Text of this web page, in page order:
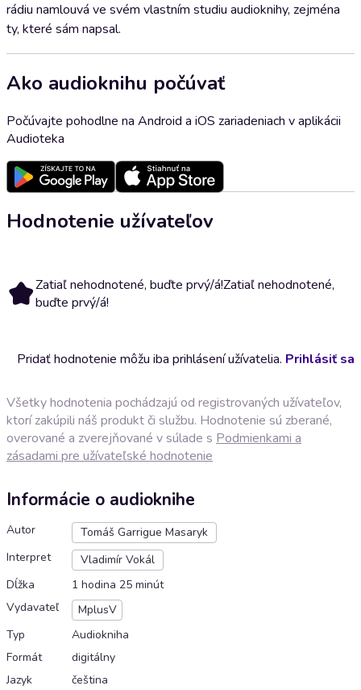
rádiu namlouvá ve svém vlastním studiu audioknihy, zejména
ty, které sám napsal.
Ako audioknihu počúvať
Počúvajte pohodlne na Android a iOS zariadeniach v aplikácii
Audioteka
Hodnotenie užívateľov
Zatiaľ nehodnotené, buďte prvý/á!Zatiaľ nehodnotené,
buďte prvý/á!
Pridať hodnotenie môžu iba prihlásení užívatelia. Prihlásiť sa
Všetky hodnotenia pochádzajú od registrovaných užívateľov,
ktorí zakúpili náš produkt či službu. Hodnotenie sú zberané,
overované a zverejňované v súlade s Podmienkami a
zásadami pre užívateľské hodnotenie
Informácie o audioknihe
Autor
Tomáš Garrigue Masaryk
Interpret
Vladimír Vokál
Dĺžka
1 hodina 25 minút
Vydavateľ
MplusV
Typ
Audiokniha
Formát
digitálny
Jazyk
čeština